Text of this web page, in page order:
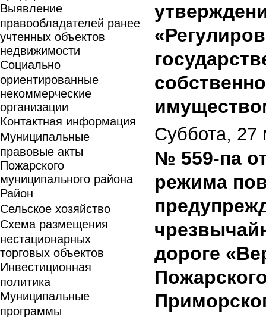
Выявление
правообладателей ранее
учтенных объектов
недвижимости
Социально
ориентированные
некоммерческие
организации
Контактная информация
Муниципальные
правовые акты
Пожарского
муниципального района
Район
Сельское хозяйство
Схема размещения
нестационарных
торговых объектов
Инвестиционная
политика
Муниципальные
программы
Суббота, 27
№ 559-па
режима
дороге